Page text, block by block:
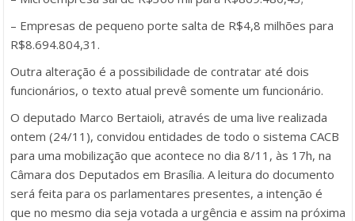
– Empresas de pequeno porte salta de R$4,8 milhões para
R$8.694.804,31.
Outra alteração é a possibilidade de contratar até dois
funcionários, o texto atual prevê somente um funcionário.
O deputado Marco Bertaioli, através de uma live realizada
ontem (24/11), convidou entidades de todo o sistema CACB
para uma mobilização que acontece no dia 8/11, às 17h, na
Câmara dos Deputados em Brasília. A leitura do documento
será feita para os parlamentares presentes, a intenção é
que no mesmo dia seja votada a urgência e assim na próxima